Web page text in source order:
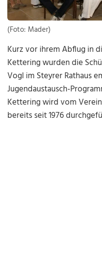
(Foto: Mader)
Kurz vor ihrem Abflug in
Kettering wurden die
Vogl im Steyrer Rathaus
Jugendaustausch-
Kettering wird vom
bereits seit 1976